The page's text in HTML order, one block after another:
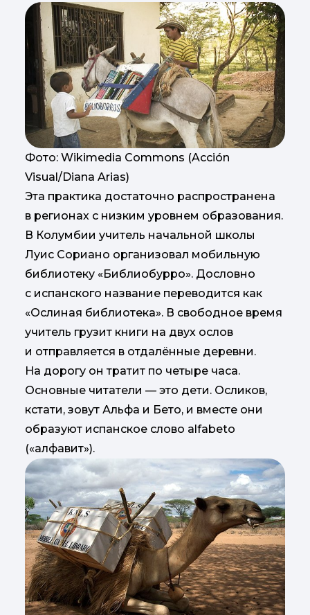
Фото: Wikimedia Commons (Acción
Visual/Diana Arias)
Эта практика достаточно распространена
в регионах с низким уровнем образования.
В Колумбии учитель начальной школы
Луис Сориано организовал мобильную
библиотеку «Библиобурро». Дословно
с испанского название переводится как
«Ослиная библиотека». В свободное время
учитель грузит книги на двух ослов
и отправляется в отдалённые деревни.
На дорогу он тратит по четыре часа.
Основные читатели — это дети. Осликов,
кстати, зовут Альфа и Бето, и вместе они
образуют испанское слово alfabeto
(«алфавит»).